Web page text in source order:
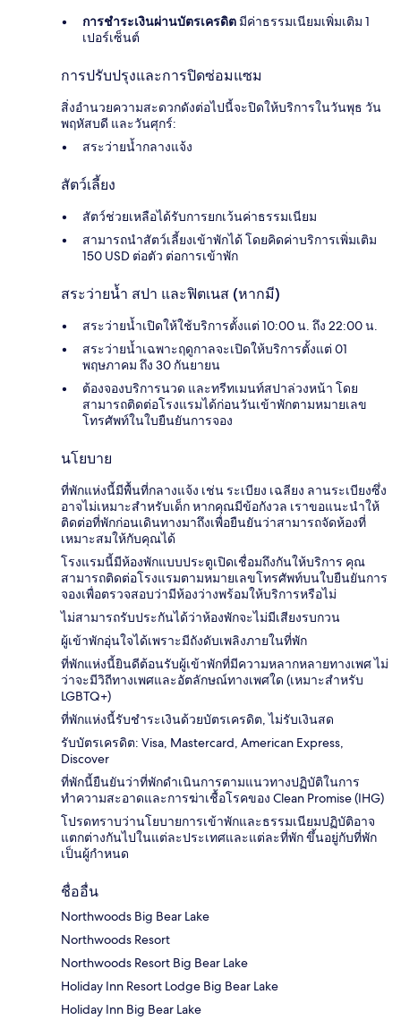
การชำระเงินผ่านบัตรเครดิตมีค่าธรรมเนียมเพิ่มเติม 1
เปอร์เซ็นต์
การปรับปรุงและการปิดซ่อมแซม
สิ่งอำนวยความสะดวกดังต่อไปนี้จะปิดให้บริการในวันพุธ วัน
พฤหัสบดี และวันศุกร์:
สระว่ายน้ำกลางแจ้ง
สัตว์เลี้ยง
สัตว์ช่วยเหลือได้รับการยกเว้นค่าธรรมเนียม
สามารถนำสัตว์เลี้ยงเข้าพักได้ โดยคิดค่าบริการเพิ่มเติม
150 USD ต่อตัว ต่อการเข้าพัก
สระว่ายน้ำ สปา และฟิตเนส (หากมี)
สระว่ายน้ำเปิดให้ใช้บริการตั้งแต่ 10:00 น. ถึง 22:00 น.
สระว่ายน้ำเฉพาะฤดูกาลจะเปิดให้บริการตั้งแต่ 01
พฤษภาคม ถึง 30 กันยายน
ต้องจองบริการนวด และทรีทเมนท์สปาล่วงหน้า โดย
สามารถติดต่อโรงแรมได้ก่อนวันเข้าพักตามหมายเลข
โทรศัพท์ในใบยืนยันการจอง
นโยบาย
ที่พักแห่งนี้มีพื้นที่กลางแจ้ง เช่น ระเบียง เฉลียง ลานระเบียงซึ่ง
อาจไม่เหมาะสำหรับเด็ก หากคุณมีข้อกังวล เราขอแนะนำให้
ติดต่อที่พักก่อนเดินทางมาถึงเพื่อยืนยันว่าสามารถจัดห้องที่
เหมาะสมให้กับคุณได้
โรงแรมนี้มีห้องพักแบบประตูเปิดเชื่อมถึงกันให้บริการ คุณ
สามารถติดต่อโรงแรมตามหมายเลขโทรศัพท์บนใบยืนยันการ
จองเพื่อตรวจสอบว่ามีห้องว่างพร้อมให้บริการหรือไม่
ไม่สามารถรับประกันได้ว่าห้องพักจะไม่มีเสียงรบกวน
ผู้เข้าพักอุ่นใจได้เพราะมีถังดับเพลิงภายในที่พัก
ที่พักแห่งนี้ยินดีต้อนรับผู้เข้าพักที่มีความหลากหลายทางเพศ ไม่
ว่าจะมีวิถีทางเพศและอัตลักษณ์ทางเพศใด (เหมาะสำหรับ
LGBTQ+)
ที่พักแห่งนี้รับชำระเงินด้วยบัตรเครดิต, ไม่รับเงินสด
รับบัตรเครดิต: Visa, Mastercard, American Express,
Discover
ที่พักนี้ยืนยันว่าที่พักดำเนินการตามแนวทางปฏิบัติในการ
ทำความสะอาดและการฆ่าเชื้อโรคของ Clean Promise (IHG)
โปรดทราบว่านโยบายการเข้าพักและธรรมเนียมปฏิบัติอาจ
แตกต่างกันไปในแต่ละประเทศและแต่ละที่พัก ขึ้นอยู่กับที่พัก
เป็นผู้กำหนด
ชื่ออื่น
Northwoods Big Bear Lake
Northwoods Resort
Northwoods Resort Big Bear Lake
Holiday Inn Resort Lodge Big Bear Lake
Holiday Inn Big Bear Lake